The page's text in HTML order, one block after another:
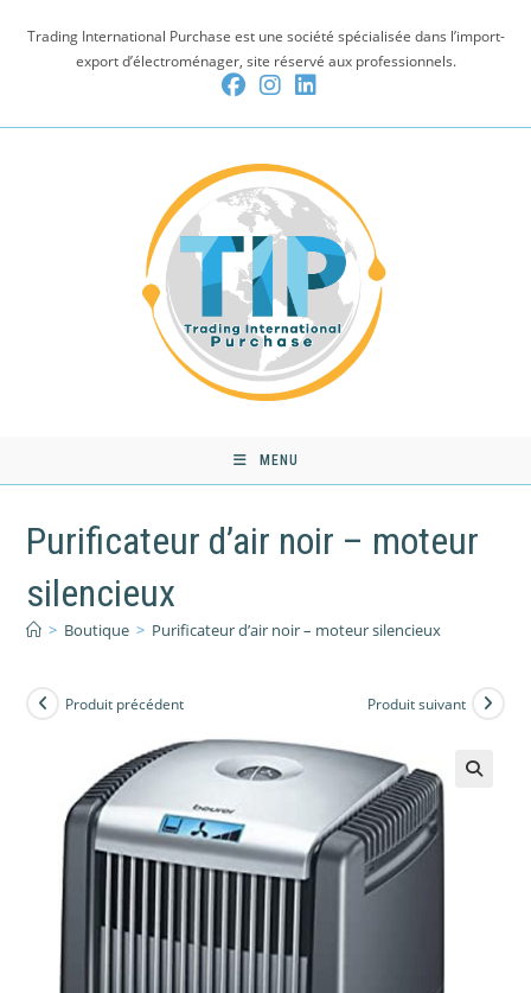
Trading International Purchase est une société spécialisée dans l’import-
export d’électroménager, site réservé aux professionnels.
MENU
Purificateur d’air noir – moteur
silencieux
> Boutique > Purificateur d’air noir – moteur silencieux
Produit précédent Produit suivant